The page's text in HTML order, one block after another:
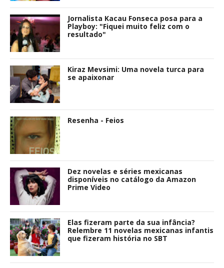
Jornalista Kacau Fonseca posa para a
Playboy: "Fiquei muito feliz com o
resultado"
Kiraz Mevsimi: Uma novela turca para
se apaixonar
Resenha - Feios
Dez novelas e séries mexicanas
disponíveis no catálogo da Amazon
Prime Video
Elas fizeram parte da sua infância?
Relembre 11 novelas mexicanas infantis
que fizeram história no SBT